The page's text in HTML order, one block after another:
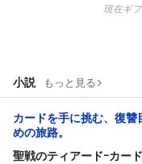
現在ギ
小説 もっと見る
カードを手に挑む、復
めの旅路。
聖戦のティアードｰカー